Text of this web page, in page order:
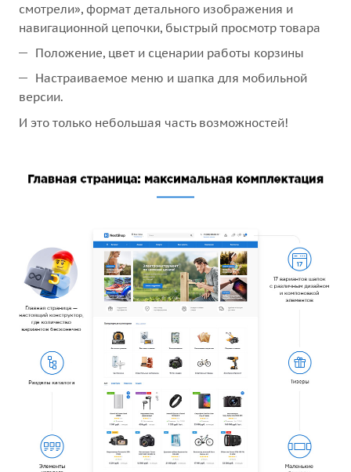
смотрели», формат детального изображения и
навигационной цепочки, быстрый просмотр товара
Положение, цвет и сценарии работы корзины
Настраиваемое меню и шапка для мобильной
версии.
И это только небольшая часть возможностей!